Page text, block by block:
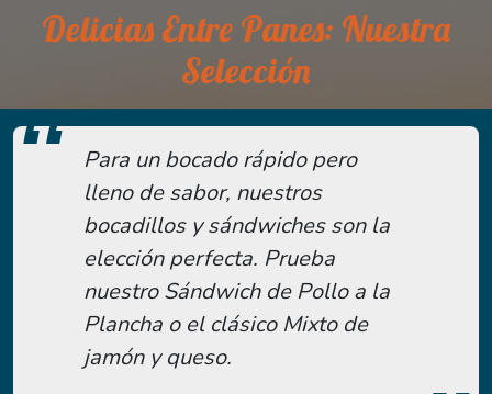
Delicias Entre Panes: Nuestra
Selección
Para un bocado rápido pero
lleno de sabor, nuestros
bocadillos y sándwiches son la
elección perfecta. Prueba
nuestro Sándwich de Pollo a la
Plancha o el clásico Mixto de
jamón y queso.